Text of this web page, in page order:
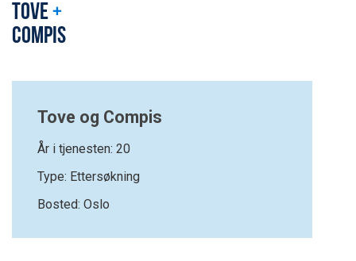
TOVE+
COMPIS
Tove og Compis
År i tjenesten: 20
Type: Ettersøkning
Bosted: Oslo